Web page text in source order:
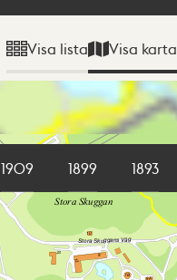
Visa lista Visa karta
1909 1899 1893